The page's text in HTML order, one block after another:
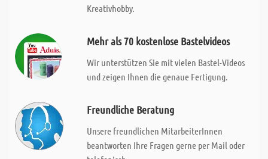
Kreativhobby.
Mehr als 70 kostenlose Bastelvideos
Wir unterstützen Sie mit vielen Bastel-Videos
und zeigen Ihnen die genaue Fertigung.
Freundliche Beratung
Unsere freundlichen MitarbeiterInnen
beantworten Ihre Fragen gerne per Mail oder